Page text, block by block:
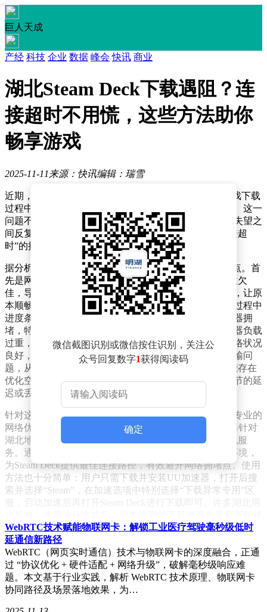
巨人天成
产经 科技 企业 数据 峰会 快讯 商业
湖北Steam Deck下载遇阻？连
接超时不用慌，这些方法助你
畅享游戏
2025-11-11 来源：快讯编辑：瑞雪
近期，湖北地区的Steam Deck玩家遭遇了下载难题，游戏下载
过程中频繁出现连接超时现象，导致下载任务屡屡中断。这一
问题不仅影响了玩家的游戏体验，更让许多人在期待与失望之
间反复徘徊。当下载进度条长时间停滞，或是弹出“连接超
时”的提示时，玩家们的焦虑情绪可想而知。
据分析，湖北地区Steam Deck下载失败的原因主要有三点。首
先是网络波动问题，近期湖北地区的Steam服务器稳定性欠
佳，导致连接频繁中断。这种不稳定就像航行中的暗礁，让原
本顺畅的下载过程变得困难重重。许多用户反映，下载过程中
进度条会突然卡住，磁盘使用量也降至零。其次是服务器拥
堵，特别是在游戏更新高峰期或热门新游发布时，服务器负载
过重，导致湖北地区的连接请求无法及时处理。即便网络状况
良好，用户也可能面临下载失败的困境。最后是路由传输问
题，从用户设备到Steam服务器之间的数据传输路径可能存在
优化空间。数据包在经过多个网络节点时，任何一个环节的延
迟或丢包都可能导致下载中断。
针对这些问题，玩家们可以采取多种措施来解决。使用专业的
网络优化工具是较为有效的方案之一。例如，UU加速器针对
湖北地区Steam服务器不稳定的情况，推出了专门的优化服
务。通过智能路由技术，UU加速器能够分析当前网络环境，
为Steam Deck提供最佳连接路径，有效避开网络拥堵点。使用
方法也十分简单：用户只需下载并安装UU加速器，打开后搜
索并选择“Steam”，在加速选项中特别选择“下载异常专用”区
服，启动加速后再打开Steam Deck进行下载即可。许多湖北用
动，磁盘使用量恢复正常，下载速度也得到了显著提升。
除了使用网络优化工具外，玩家还可以尝试调整网络设置。例
如，将网络连接方式从Wi-Fi改为有线连接，以提高稳定性；
重启路由器，清除可能的网络缓存问题；或是尝试使用手机热
点作为临时替代网络。避开网络高峰期进行游戏下载也是一个
微信截图识别或微信按住识别，关注公
众号回复数字1获得阅读码
确定
WebRTC技术赋能物联网卡：解锁工业医疗驾驶毫秒级低时
延通信新路径
WebRTC（网页实时通信）技术与物联网卡的深度融合，正通
过 “协议优化 + 硬件适配 + 网络升级”，破解毫秒级响应难
题。本文基于行业实践，解析 WebRTC 技术原理、物联网卡
协同路径及场景落地效果，为…